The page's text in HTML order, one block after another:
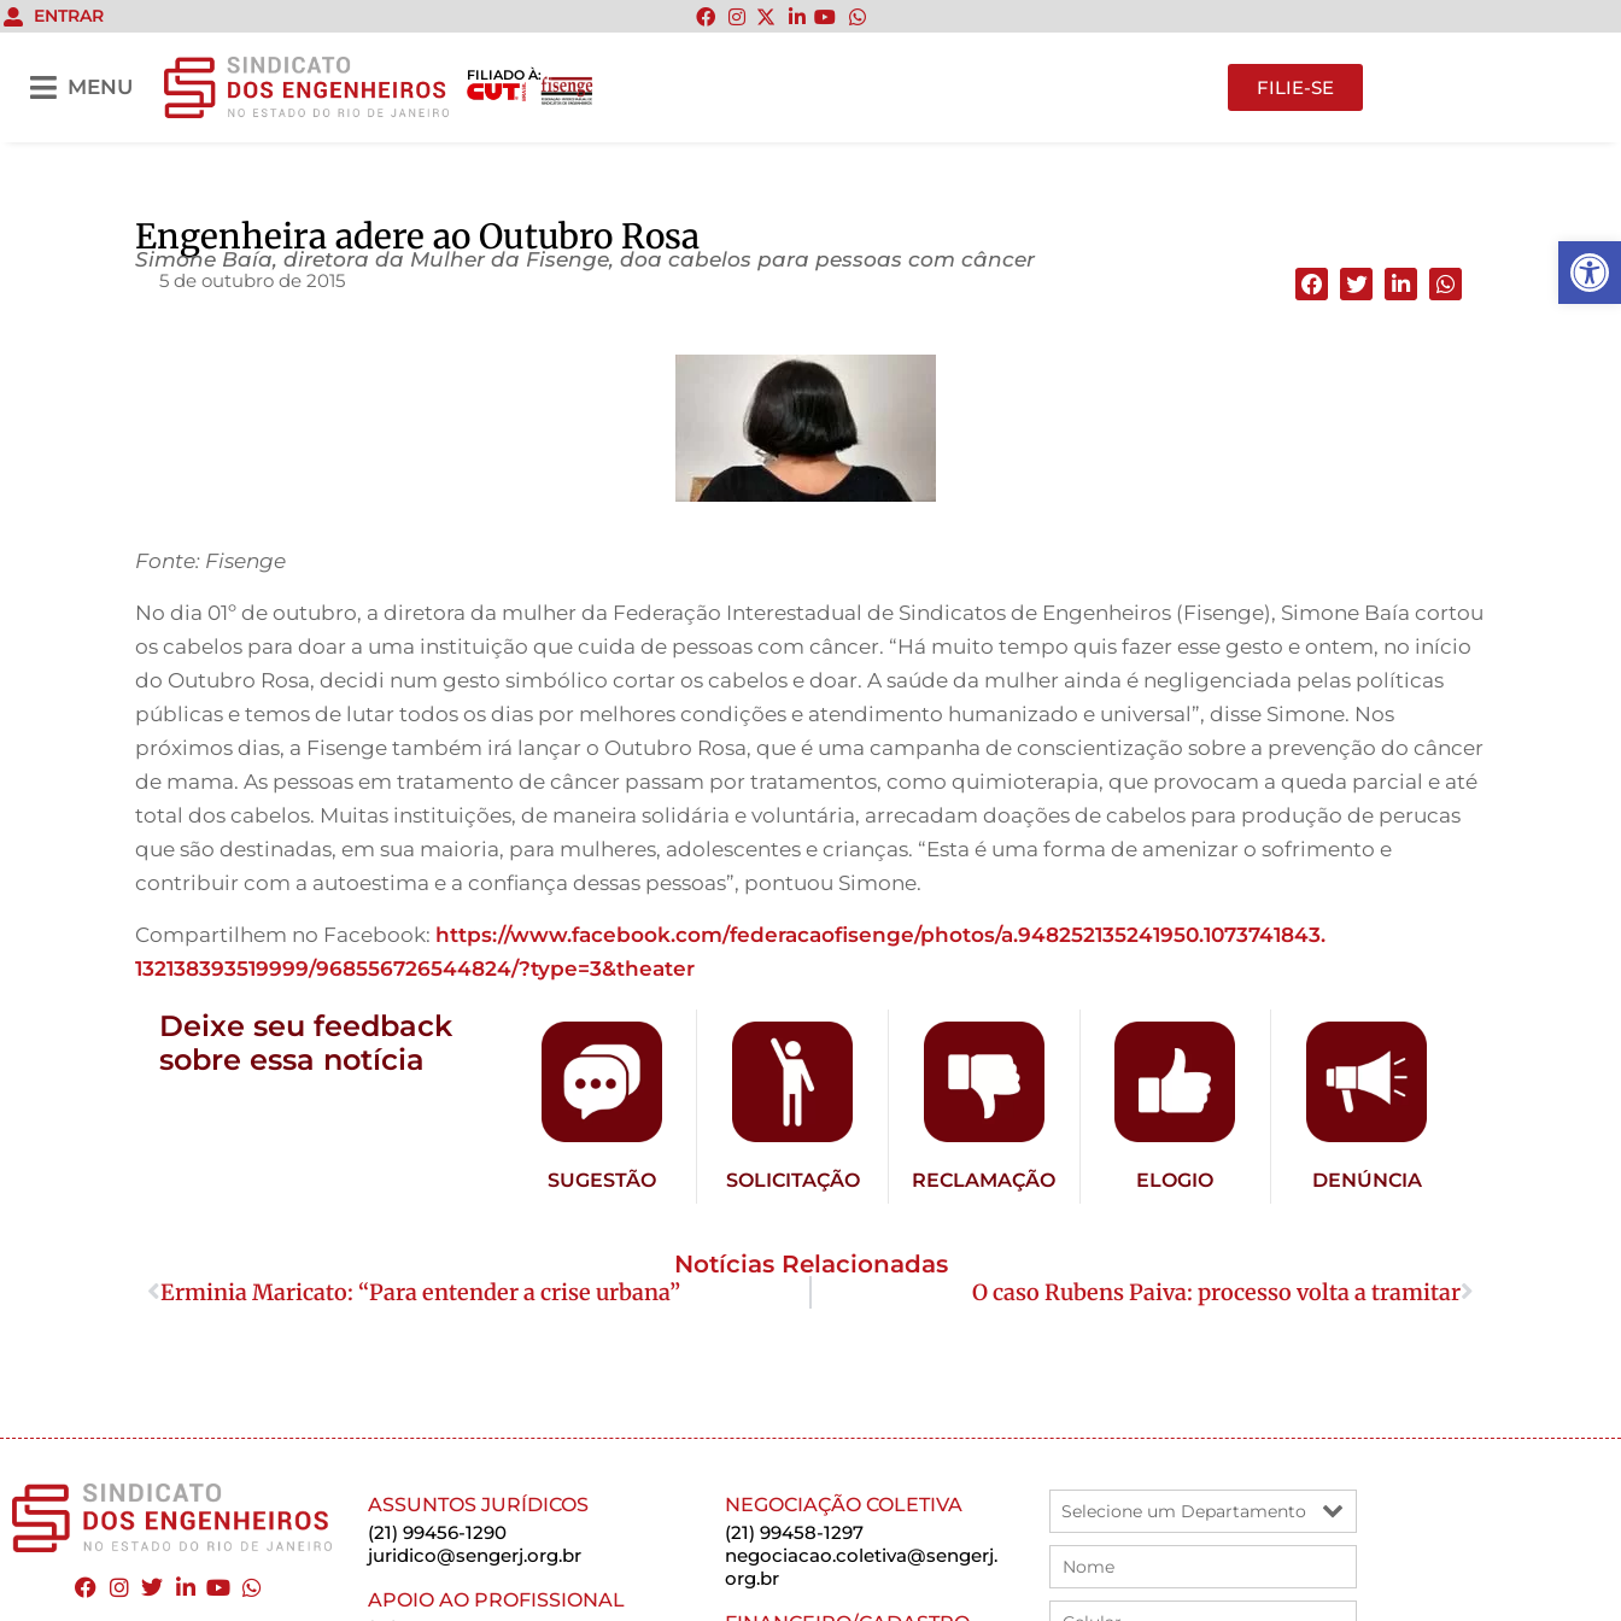
Abrir
ENTRAR
MENU
FILIADO À:
FILIE-SE
Engenheira adere ao Outubro Rosa
Simone Baía, diretora da Mulher da Fisenge, doa cabelos para pessoas com câncer
5 de outubro de 2015
Fonte: Fisenge
No dia 01º de outubro, a diretora da mulher da Federação Interestadual de Sindicatos de Engenheiros (Fisenge), Simone Baía cortou
os cabelos para doar a uma instituição que cuida de pessoas com câncer. “Há muito tempo quis fazer esse gesto e ontem, no início
do Outubro Rosa, decidi num gesto simbólico cortar os cabelos e doar. A saúde da mulher ainda é negligenciada pelas políticas
públicas e temos de lutar todos os dias por melhores condições e atendimento humanizado e universal”, disse Simone. Nos
próximos dias, a Fisenge também irá lançar o Outubro Rosa, que é uma campanha de conscientização sobre a prevenção do câncer
de mama. As pessoas em tratamento de câncer passam por tratamentos, como quimioterapia, que provocam a queda parcial e até
total dos cabelos. Muitas instituições, de maneira solidária e voluntária, arrecadam doações de cabelos para produção de perucas
que são destinadas, em sua maioria, para mulheres, adolescentes e crianças. “Esta é uma forma de amenizar o sofrimento e
contribuir com a autoestima e a confiança dessas pessoas”, pontuou Simone.
Compartilhem no Facebook: https://www.facebook.com/federacaofisenge/photos/a.948252135241950.1073741843.
132138393519999/968556726544824/?type=3&theater
Deixe seu feedback
sobre essa notícia
SUGESTÃO SOLICITAÇÃO RECLAMAÇÃO ELOGIO DENÚNCIA
Notícias Relacionadas
Erminia Maricato: “Para entender a crise urbana” O caso Rubens Paiva: processo volta a tramitar
ASSUNTOS JURÍDICOS
(21) 99456-1290
juridico@sengerj.org.br
APOIO AO PROFISSIONAL
NEGOCIAÇÃO COLETIVA
(21) 99458-1297
negociacao.coletiva@sengerj.
org.br